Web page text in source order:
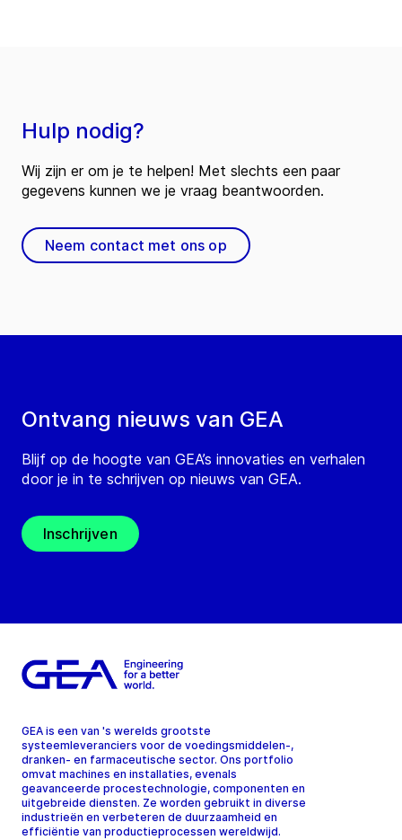
Ontvang nieuws van GEA
Blijf op de hoogte van GEA’s innovaties en verhalen
door je in te schrijven op nieuws van GEA.
Inschrijven
Hulp nodig?
Wij zijn er om je te helpen! Met slechts een paar
gegevens kunnen we je vraag beantwoorden.
Neem contact met ons op
GEA is een van 's werelds grootste
systeemleveranciers voor de voedingsmiddelen-,
dranken- en farmaceutische sector. Ons portfolio
omvat machines en installaties, evenals
geavanceerde procestechnologie, componenten en
uitgebreide diensten. Ze worden gebruikt in diverse
industrieën en verbeteren de duurzaamheid en
efficiëntie van productieprocessen wereldwijd.